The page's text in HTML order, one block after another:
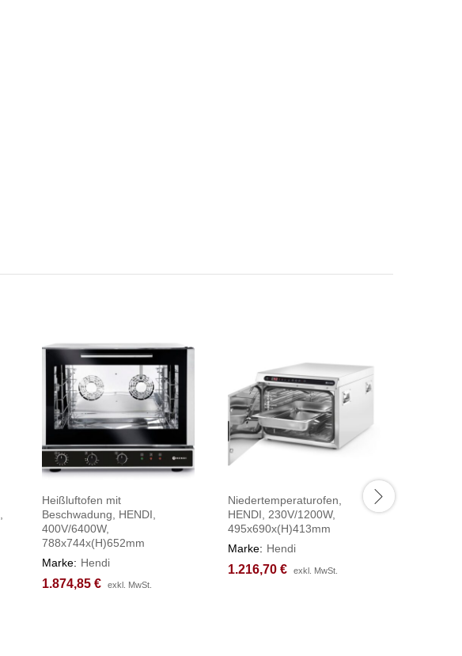
Heißluftofen mit
Beschwadung, HENDI,
400V/6400W,
788x744x(H)652mm
Marke: Hendi
1.874,85 € exkl. MwSt.
1.874,85 € exkl. MwSt.
Niedertemperaturofen,
HENDI, 230V/1200W,
495x690x(H)413mm
Marke: Hendi
1.216,70 € exkl. MwSt.
1.216,70 € exkl. MwSt.